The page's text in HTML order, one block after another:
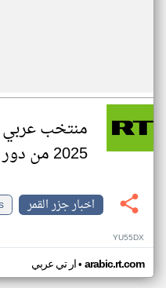
منتخب عربي
2025 من دور المجموعات
اخبار جزر القمر
YU55DX
ار تي عربي• arabic.rt.com